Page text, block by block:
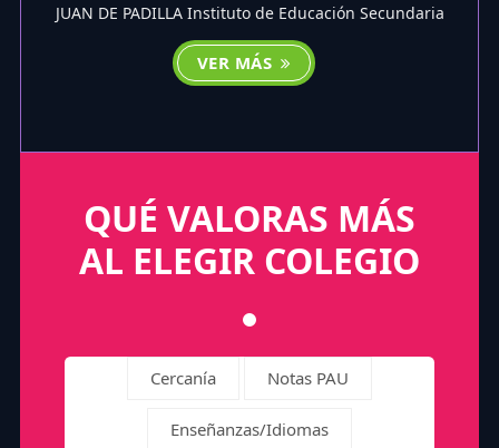
JUAN DE PADILLA Instituto de Educación Secundaria
VER MÁS
QUÉ VALORAS MÁS
AL ELEGIR COLEGIO
Cercanía Notas PAU
Enseñanzas/Idiomas